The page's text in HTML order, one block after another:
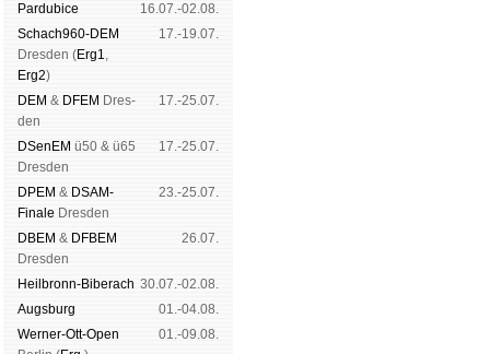
Pardu­bice
16.07.-02.08.
Schach960-DEM
Dres­den (Erg1,
Erg2)
17.-19.07.
DEM & DFEM Dres­
den
17.-25.07.
DSenEM ü50 & ü65
Dres­den
17.-25.07.
DPEM & DSAM-
Finale Dres­den
23.-25.07.
DBEM & DFBEM
Dres­den
26.07.
Heil­bronn-Bi­ber­ach 30.07.-02.08.
Augs­burg
01.-04.08.
Werner-Ott-Open
01.-09.08.